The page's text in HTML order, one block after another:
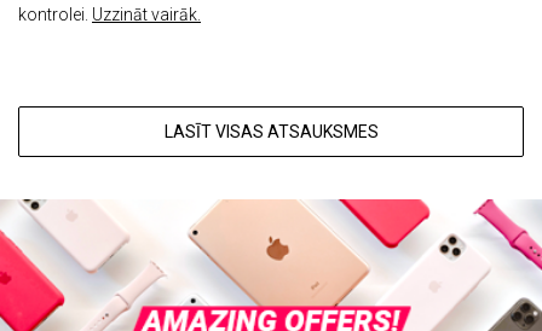
kontrolei. Uzzināt vairāk.
LASĪT VISAS ATSAUKSMES